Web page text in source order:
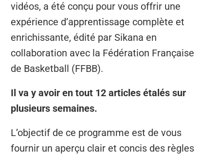
vidéos, a été conçu pour vous offrir une
expérience d’apprentissage complète et
enrichissante, édité par Sikana en
collaboration avec la Fédération Française
de Basketball (FFBB).
Il va y avoir en tout 12 articles étalés sur
plusieurs semaines.
L’objectif de ce programme est de vous
fournir un aperçu clair et concis des règles